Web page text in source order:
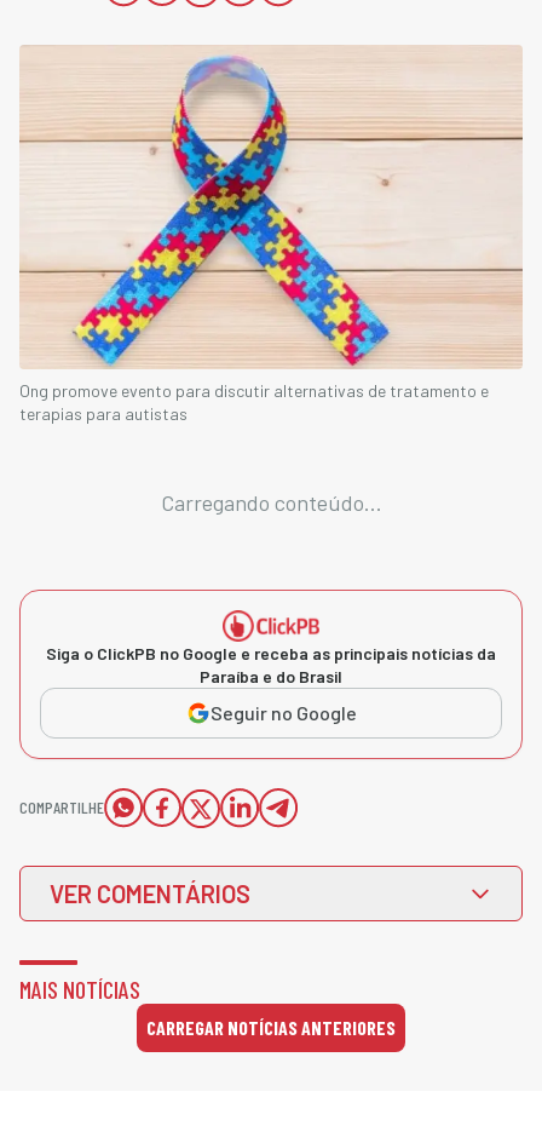
Ong promove evento para discutir alternativas de tratamento e
terapias para autistas
Carregando conteúdo...
Siga o ClickPB no Google e receba as principais notícias da
Paraíba e do Brasil
Seguir no Google
COMPARTILHE
VER COMENTÁRIOS
MAIS NOTÍCIAS
CARREGAR NOTÍCIAS ANTERIORES